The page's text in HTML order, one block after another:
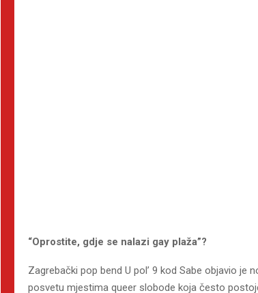
“Oprostite, gdje se nalazi gay plaža”?
Zagrebački pop bend U pol’ 9 kod Sabe objavio je
posvetu mjestima queer slobode koja često